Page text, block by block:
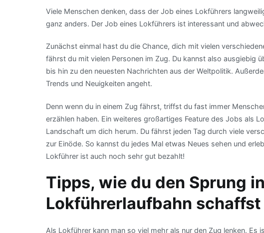
Viele Menschen denken, dass der Job eines Lokführers
ganz anders. Der Job eines Lokführers ist interessant und
Zunächst einmal hast du die Chance, dich mit vielen
fährst du mit vielen Personen im Zug. Du kannst also ausgiebig
bis hin zu den neuesten Nachrichten aus der Weltpolitik.
Trends und Neuigkeiten angeht.
Denn wenn du in einem Zug fährst, triffst du fast immer
erzählen haben. Ein weiteres großartiges Feature des Jobs als
Landschaft um dich herum. Du fährst jeden Tag durch viele
zur Einöde. So kannst du jedes Mal etwas Neues sehen und
Lokführer ist auch noch sehr gut bezahlt!
Tipps, wie du den Sprung
Lokführerlaufbahn schaffst
Als Lokführer kann man so viel mehr als nur den Zug lenken. Es